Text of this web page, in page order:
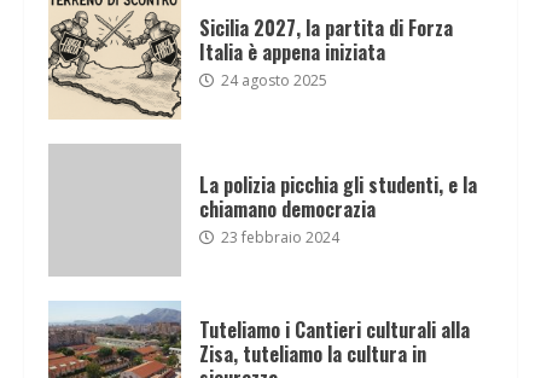
Sicilia 2027, la partita di Forza
Italia è appena iniziata
24 agosto 2025
La polizia picchia gli studenti, e la
chiamano democrazia
23 febbraio 2024
Tuteliamo i Cantieri culturali alla
Zisa, tuteliamo la cultura in